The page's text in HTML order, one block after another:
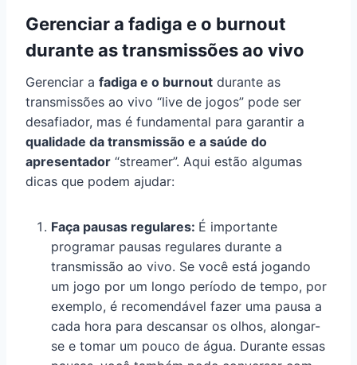
Gerenciar a fadiga e o burnout
durante as transmissões ao vivo
Gerenciar a fadiga e o burnout durante as
transmissões ao vivo “live de jogos” pode ser
desafiador, mas é fundamental para garantir a
qualidade da transmissão e a saúde do
apresentador “streamer”. Aqui estão algumas
dicas que podem ajudar:
Faça pausas regulares: É importante
programar pausas regulares durante a
transmissão ao vivo. Se você está jogando
um jogo por um longo período de tempo, por
exemplo, é recomendável fazer uma pausa a
cada hora para descansar os olhos, alongar-
se e tomar um pouco de água. Durante essas